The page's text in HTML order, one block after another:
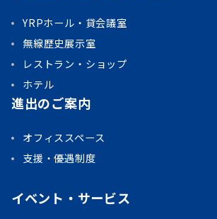
YRPホール・貸会議室
無線歴史展示室
レストラン・ショップ
ホテル
進出のご案内
オフィススペース
支援・優遇制度
イベント・サービス